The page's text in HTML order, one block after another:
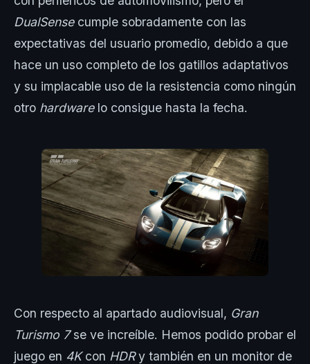
DualSense cumple sobradamente con las
expectativas del usuario promedio, debido a que
hace un uso completo de los gatillos adaptativos
y su implacable uso de la resistencia como ningún
otro hardwarelo consigue hasta la fecha.
Con respecto al apartado audiovisual, Gran
Turismo 7se ve increíble. Hemos podido probar el
juego en 4Kcon HDRy también en un monitor de